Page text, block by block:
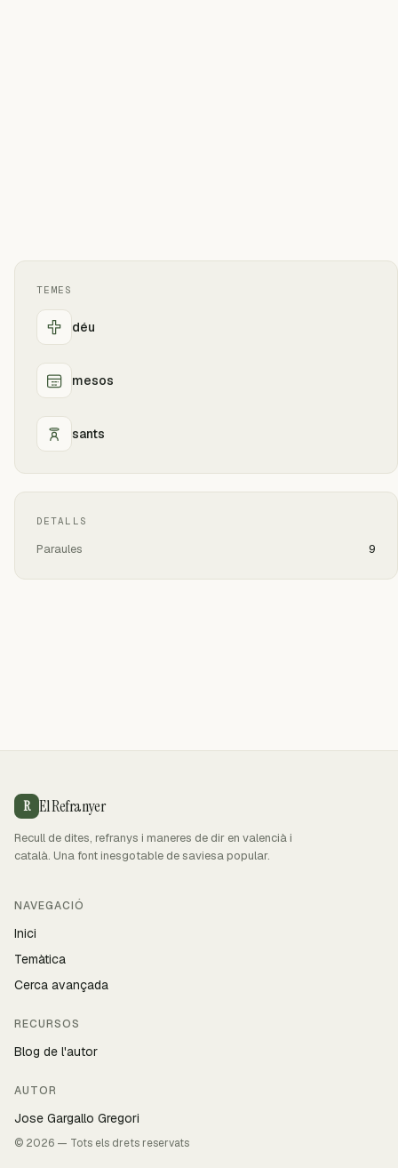
TEMES
déu
mesos
sants
DETALLS
Paraules 9
R El Refranyer
Recull de dites, refranys i maneres de dir en valencià i
català. Una font inesgotable de saviesa popular.
NAVEGACIÓ
Inici
Temàtica
Cerca avançada
RECURSOS
Blog de l'autor
AUTOR
Jose Gargallo Gregori
© 2026 — Tots els drets reservats